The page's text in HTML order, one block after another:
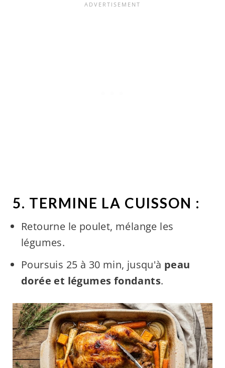
5. TERMINE LA CUISSON :
Retourne le poulet, mélange les
légumes.
Poursuis 25 à 30 min, jusqu'à peau
dorée et légumes fondants.